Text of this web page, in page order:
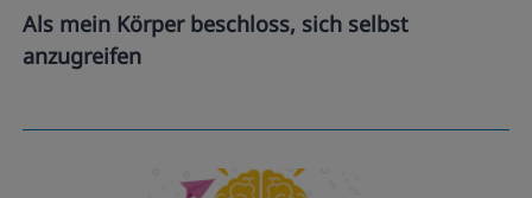
Als mein Körper beschloss, sich selbst
anzugreifen